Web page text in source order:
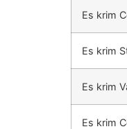
Es krim
Es krim
Es krim
Es krim